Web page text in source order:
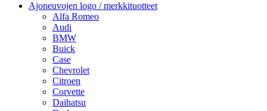
Ajoneuvojen logo / merkkituotteet
Alfa Romeo
Audi
BMW
Buick
Case
Chevrolet
Citroen
Corvette
Daihatsu